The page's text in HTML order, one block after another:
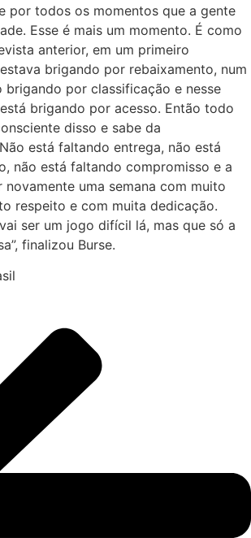
por todos os momentos que a gente
Esse é mais um momento. É como
anterior, em um primeiro
brigando por rebaixamento, num
brigando por classificação e nesse
brigando por acesso. Então todo
disso e sabe da
está faltando entrega, não está
não está faltando compromisso e a
uma semana com muito
respeito e com muita dedicação.
ser um jogo difícil lá, mas que só a
finalizou Burse.